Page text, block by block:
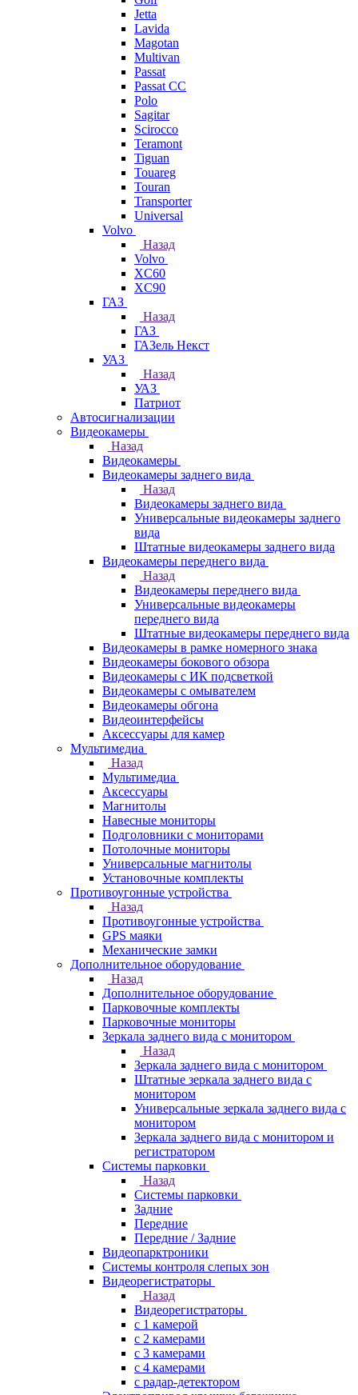
Jetta
Lavida
Magotan
Multivan
Passat
Passat CC
Polo
Sagitar
Scirocco
Teramont
Tiguan
Touareg
Touran
Transporter
Universal
Volvo
Назад
Volvo
XC60
XC90
ГАЗ
Назад
ГАЗ
ГАЗель Некст
УАЗ
Назад
УАЗ
Патриот
Автосигнализации
Видеокамеры
Назад
Видеокамеры
Видеокамеры заднего вида
Назад
Видеокамеры заднего вида
Универсальные видеокамеры заднего
вида
Штатные видеокамеры заднего вида
Видеокамеры переднего вида
Назад
Видеокамеры переднего вида
Универсальные видеокамеры
переднего вида
Штатные видеокамеры переднего вида
Видеокамеры в рамке номерного знака
Видеокамеры бокового обзора
Видеокамеры с ИК подсветкой
Видеокамеры с омывателем
Видеокамеры обгона
Видеоинтерфейсы
Аксессуары для камер
Мультимедиа
Назад
Мультимедиа
Аксессуары
Магнитолы
Навесные мониторы
Подголовники с мониторами
Потолочные мониторы
Универсальные магнитолы
Установочные комплекты
Противоугонные устройства
Назад
Противоугонные устройства
GPS маяки
Механические замки
Дополнительное оборудование
Назад
Дополнительное оборудование
Парковочные комплекты
Парковочные мониторы
Зеркала заднего вида с монитором
Назад
Зеркала заднего вида с монитором
Штатные зеркала заднего вида с
монитором
Универсальные зеркала заднего вида с
монитором
Зеркала заднего вида с монитором и
регистратором
Системы парковки
Назад
Системы парковки
Задние
Передние
Передние / Задние
Видеопарктроники
Системы контроля слепых зон
Видеорегистраторы
Назад
Видеорегистраторы
с 1 камерой
с 2 камерами
с 3 камерами
с 4 камерами
с радар-детектором